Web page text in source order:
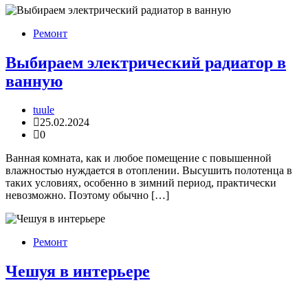
Ремонт
Выбираем электрический радиатор в
ванную
tuule
25.02.2024
0
Ванная комната, как и любое помещение с повышенной
влажностью нуждается в отоплении. Высушить полотенца в
таких условиях, особенно в зимний период, практически
невозможно. Поэтому обычно […]
Ремонт
Чешуя в интерьере